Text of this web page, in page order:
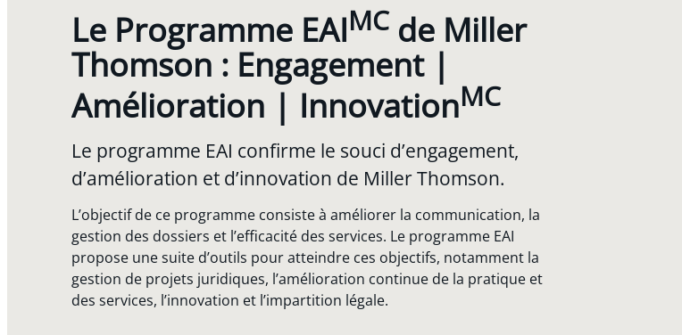
Le Programme EAIMC de Miller
Thomson : Engagement |
Amélioration | InnovationMC
Le programme EAI confirme le souci d’engagement,
d’amélioration et d’innovation de Miller Thomson.
L’objectif de ce programme consiste à améliorer la communication, la
gestion des dossiers et l’efficacité des services. Le programme EAI
propose une suite d’outils pour atteindre ces objectifs, notamment la
gestion de projets juridiques, l’amélioration continue de la pratique et
des services, l’innovation et l’impartition légale.